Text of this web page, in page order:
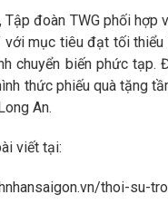
Tập đoàn TWG phối hợp
với mục tiêu đạt tối
chuyển biến phức
thức phiếu quà tặng
An.
viết tại:
thoi-su-